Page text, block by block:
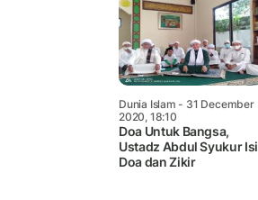
Dunia Islam - 31 December
2020, 18:10
Doa Untuk Bangsa,
Ustadz Abdul Syukur Isi
Doa dan Zikir